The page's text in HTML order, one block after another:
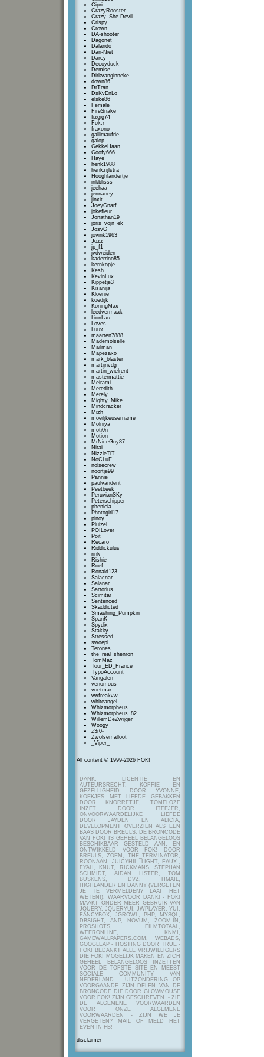
Cipri
CrazyRooster
Crazy_She-Devil
Crispy
Crown
DA-shooter
Dagonet
Dalando
Dan-Niet
Darcy
Decoyduck
Demise
Dirkvanginneke
down86
DrTran
DsKvEnLo
elske86
Female
FireSnake
fizgig74
Fok.r
fraxono
gallimaufrie
galop
GekkeHaan
Goofy666
Haye_
henk1988
henkzijlstra
Hooghlandertje
inkblisss
jeehaa
jennaney
jinxit
JoeyGnarf
jokefleur
Jonathan19
joris_vojn_ek
JosvG
jovink1963
Jozz
jp_f1
jvdweiden
kaderrino85
kernkopje
Kesh
KevinLux
Kippetje3
Kisanija
Kloenie
koedijk
KoningMax
leedvermaak
LionLau
Loves
Luux
maarten7888
Mademoiselle
Mailman
Mapezaxo
mark_blaster
martijnvdg
martin_wielrent
mastermattie
Meirami
Meredith
Merely
Mighty_Mike
Mindcracker
Mizh
moeiljkeusername
Molniya
moti0n
Motion
MrNiceGuy87
Nitai
NizzleTiT
NoCLuE
noisecrew
noortje99
Pannie
paulvandent
Peetbeek
PeruvianSKy
Peterschipper
phenicia
Photogirl17
pinoy
Pluizel
POILover
Poit
Recaro
Riddickulus
rink
Rishie
Roef
Ronald123
Salacnar
Salanar
Sartorius
Scimitar
Sentenced
Skaddicted
Smashing_Pumpkin
SpanK
Spydix
Stakky
Stressed
swoepi
Terones
the_real_shenron
TomMaz
Tour_ED_France
TypoAccount
Vangalen
venomous
voetmar
vwfreakvw
whiteangel
Whizmorpheus
Whizmorpheus_82
WillemDeZwijger
Woogy
z3r0-
Zwolsemalloot
_Viper_
All content © 1999-2026 FOK!
DANK, LICENTIE EN
AUTEURSRECHT: KOFFIE EN
GEZELLIGHEID DOOR YVONNE,
KOEKJES MET LIEFDE GEBAKKEN
DOOR KNORRETJE, TOMELOZE
INZET DOOR ITEEJER,
ONVOORWAARDELIJKE LIEFDE
DOOR JAYDEN EN ALICIA,
DEVELOPMENT OVERZIEN ALS EEN
BAAS DOOR BREULS. DE BRONCODE
VAN FOK! IS GEHEEL BELANGELOOS
BESCHIKBAAR GESTELD AAN, EN
ONTWIKKELD VOOR FOK! DOOR
BREULS, ZOEM, THE_TERMINATOR,
ROONAAN, JUICYHIL, LIGHT, FAUX.,
FYAH, KNUT, RICKMANS, STEPHAN
SCHMIDT, AIDAN LISTER, TOM
BUSKENS, DVZ, HMAIL,
HIGHLANDER EN DANNY (VERGETEN
JE TE VERMELDEN? LAAT HET
WETEN!), WAARVOOR DANK! - FOK!
MAAKT ONDER MEER GEBRUIK VAN
JQUERY, JQUERYUI, JWPLAYER, YUI,
FANCYBOX, JGROWL, PHP, MYSQL,
DBSIGHT, ANP, NOVUM, ZOOM.IN,
PROSHOTS, FILMTOTAAL,
WEERONLINE, KNMI,
GAMEWALLPAPERS.COM, WEBADS,
GOOGLEAP - HOSTING DOOR TRUE -
FOK! BEDANKT ALLE VRIJWILLIGERS
DIE FOK! MOGELIJK MAKEN EN ZICH
GEHEEL BELANGELOOS INZETTEN
VOOR DE TOFSTE SITE EN MEEST
SOCIALE COMMUNITY VAN
NEDERLAND - UITZONDERING OP
VOORGAANDE ZIJN DELEN VAN DE
BRONCODE DIE DOOR GLOWMOUSE
VOOR FOK! ZIJN GESCHREVEN. - ZIE
DE ALGEMENE VOORWAARDEN
VOOR ONZE ALGEMENE
VOORWAARDEN - ZIJN WE JE
VERGETEN? MAIL OF MELD HET
EVEN IN FB!
disclaimer